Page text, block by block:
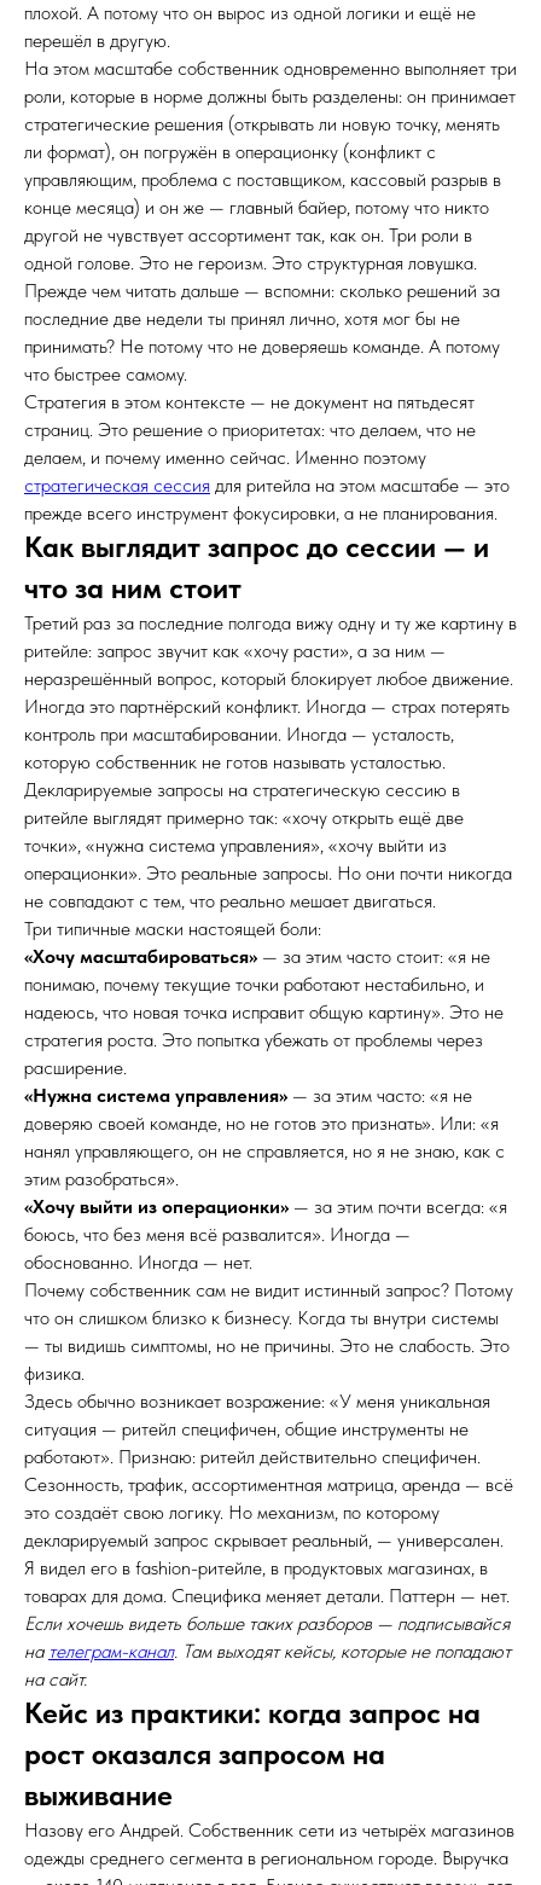
плохой. А потому что он вырос из одной логики и ещё не
перешёл в другую.
На этом масштабе собственник одновременно выполняет три
роли, которые в норме должны быть разделены: он принимает
стратегические решения (открывать ли новую точку, менять
ли формат), он погружён в операционку (конфликт с
управляющим, проблема с поставщиком, кассовый разрыв в
конце месяца) и он же — главный байер, потому что никто
другой не чувствует ассортимент так, как он. Три роли в
одной голове. Это не героизм. Это структурная ловушка.
Прежде чем читать дальше — вспомни: сколько решений за
последние две недели ты принял лично, хотя мог бы не
принимать? Не потому что не доверяешь команде. А потому
что быстрее самому.
Стратегия в этом контексте — не документ на пятьдесят
страниц. Это решение о приоритетах: что делаем, что не
делаем, и почему именно сейчас. Именно поэтому
стратегическая сессия для ритейла на этом масштабе — это
прежде всего инструмент фокусировки, а не планирования.
Как выглядит запрос до сессии — и
что за ним стоит
Третий раз за последние полгода вижу одну и ту же картину в
ритейле: запрос звучит как «хочу расти», а за ним —
неразрешённый вопрос, который блокирует любое движение.
Иногда это партнёрский конфликт. Иногда — страх потерять
контроль при масштабировании. Иногда — усталость,
которую собственник не готов называть усталостью.
Декларируемые запросы на стратегическую сессию в
ритейле выглядят примерно так: «хочу открыть ещё две
точки», «нужна система управления», «хочу выйти из
операционки». Это реальные запросы. Но они почти никогда
не совпадают с тем, что реально мешает двигаться.
Три типичные маски настоящей боли:
«Хочу масштабироваться» — за этим часто стоит: «я не
понимаю, почему текущие точки работают нестабильно, и
надеюсь, что новая точка исправит общую картину». Это не
стратегия роста. Это попытка убежать от проблемы через
расширение.
«Нужна система управления» — за этим часто: «я не
доверяю своей команде, но не готов это признать». Или: «я
нанял управляющего, он не справляется, но я не знаю, как с
этим разобраться».
«Хочу выйти из операционки» — за этим почти всегда: «я
боюсь, что без меня всё развалится». Иногда —
обоснованно. Иногда — нет.
Почему собственник сам не видит истинный запрос? Потому
что он слишком близко к бизнесу. Когда ты внутри системы
— ты видишь симптомы, но не причины. Это не слабость. Это
физика.
Здесь обычно возникает возражение: «У меня уникальная
ситуация — ритейл специфичен, общие инструменты не
работают». Признаю: ритейл действительно специфичен.
Сезонность, трафик, ассортиментная матрица, аренда — всё
это создаёт свою логику. Но механизм, по которому
декларируемый запрос скрывает реальный, — универсален.
Я видел его в fashion-ритейле, в продуктовых магазинах, в
товарах для дома. Специфика меняет детали. Паттерн — нет.
Если хочешь видеть больше таких разборов — подписывайся
на телеграм-канал. Там выходят кейсы, которые не попадают
на сайт.
Кейс из практики: когда запрос на
рост оказался запросом на
выживание
Назову его Андрей. Собственник сети из четырёх магазинов
одежды среднего сегмента в региональном городе. Выручка